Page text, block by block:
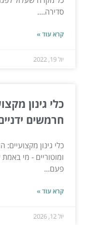
סדירה....
קרא עוד »
יול 19, 2022
כלי גינון
חרמשים
כלי גינון
ומוטוריים - מי
פעם...
קרא עוד »
יול 12, 2026